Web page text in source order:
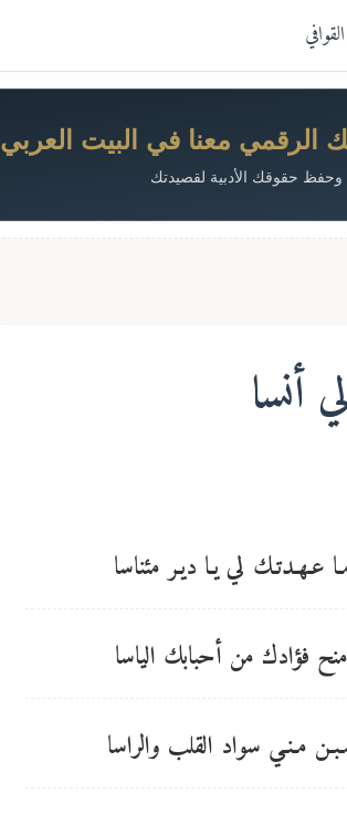
القوافي
الرقمي معنا في البيت العربي
حقوقك الأدبية لقصيدتك
أنسا
عـهـدتـك لي يـا ديـر مئناسا
فؤادك من أحبابك الياسا
مـنـي سواد القلب والراسا